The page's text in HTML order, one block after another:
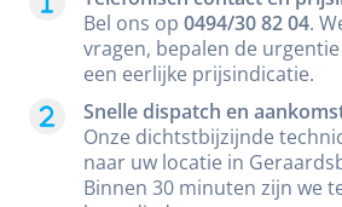
Bel ons op 0494/30 82 04.
vragen, bepalen de
een eerlijke prijsindicatie.
Snelle dispatch en
Onze dichtstbijzijnde
naar uw locatie in
Binnen 30 minuten zijn we